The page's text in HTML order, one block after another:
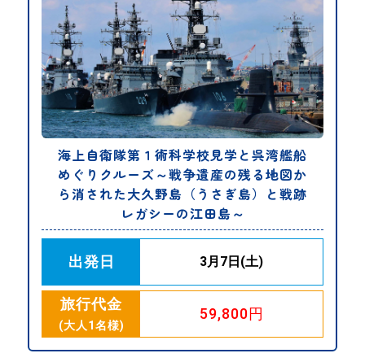
海上自衛隊第１術科学校見学と呉湾艦船
めぐりクルーズ～戦争遺産の残る地図か
ら消された大久野島（うさぎ島）と戦跡
レガシーの江田島～
出発日 3月7日(土)
旅行代金
(大人1名様)
59,800円